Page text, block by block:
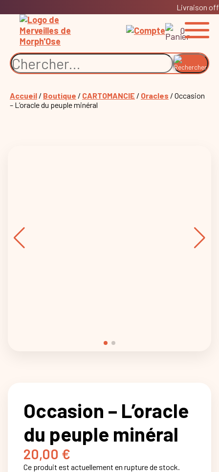
Livraison
0
Accueil / Boutique / CARTOMANCIE / Oracles / Occasion
– L’oracle du peuple minéral
Occasion – L’oracle
du peuple minéral
20,00 €
Ce produit est actuellement en rupture de stock.